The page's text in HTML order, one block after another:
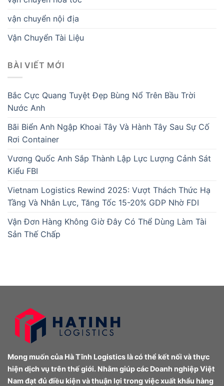
vận chuyển nội địa
Vận Chuyển Tài Liệu
BÀI VIẾT MỚI
Bắc Cực Quang Tuyệt Đẹp Bùng Nổ Trên Bầu Trời
Nước Anh
Bãi Biển Anh Ngập Khoai Tây Và Hành Tây Sau Sự Cố
Rơi Container
Vương Quốc Anh Sắp Thành Lập Lực Lượng Cảnh Sát
Kiểu FBI
Vietnam Logistics Rewind 2025: Vượt Thách Thức Hạ
Tầng Và Nhân Lực, Tăng Tốc 15-20% GDP Nhờ FDI
Vận Đơn Hàng Không Giờ Đây Có Thể Dùng Làm Tài
Sản Thế Chấp
Mong muốn của Hà Tĩnh Logistics là có thể kết nối và thực
hiện dịch vụ trên thế giới. Nhằm giúp các Doanh nghiệp Việt
Nam đạt đủ điều kiện và thuận lợi trong việc xuất khẩu hàng